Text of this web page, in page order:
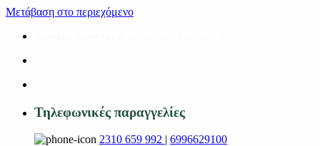
Μετάβαση στο περιεχόμενο
Τηλεφωνικές παραγγελίες
2310 659 992 | 6996629100